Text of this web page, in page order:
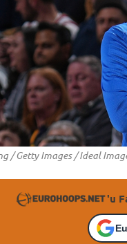
/ Getty Images / Ideal
'u